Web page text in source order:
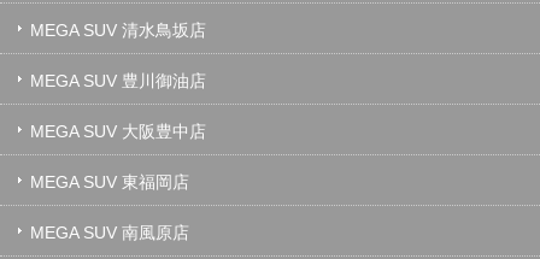
MEGA SUV 清水鳥坂店
MEGA SUV 豊川御油店
MEGA SUV 大阪豊中店
MEGA SUV 東福岡店
MEGA SUV 南風原店